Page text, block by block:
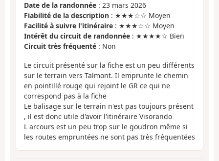
Date de la randonnée : 23 mars 2026
Fiabilité de la description : ★★★☆☆ Moyen
Facilité à suivre l'itinéraire : ★★★☆☆ Moyen
Intérêt du circuit de randonnée : ★★★★☆ Bien
Circuit très fréquenté : Non
Le circuit présenté sur la fiche est un peu différents
sur le terrain vers Talmont. Il emprunte le chemin
en pointillé rouge qui rejoint le GR ce qui ne
correspond pas à la fiche
Le balisage sur le terrain n'est pas toujours présent
, il est donc utile d'avoir l'itinéraire Visorando
L arcours est un peu trop sur le goudron même si
les routes empruntées ne sont pas très fréquentées